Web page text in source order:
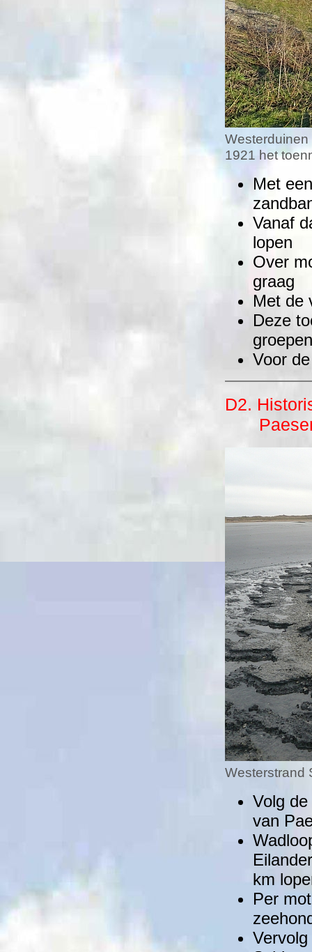
1921 het
Met
Vanaf
lopen
Over
graag
Met de
Deze
Voor
D2.
Westerstrand
Volg
van
km
Per